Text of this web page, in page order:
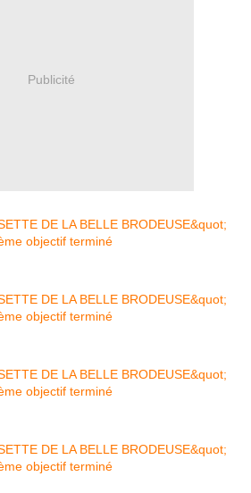
Publicité